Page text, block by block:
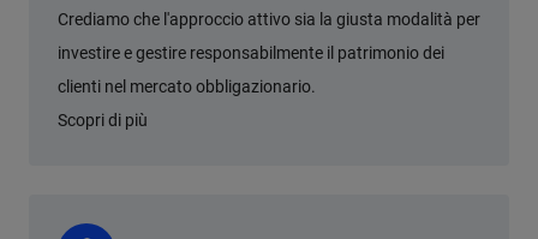
Crediamo che l'approccio attivo sia la giusta modalità per
investire e gestire responsabilmente il patrimonio dei
clienti nel mercato obbligazionario.
Scopri di più